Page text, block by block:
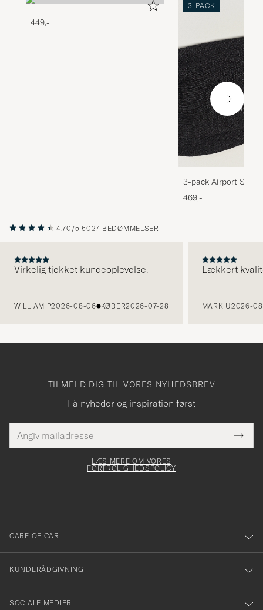
449,-
3-PACK
3-pack Airport
Melange
469,-
4.70/5 5027 BEDØMMELSER
Virkelig tjekket kundeoplevelse.
WILLIAM P2026-08-06 KØBER2026-07-28
Lækkert
MARK U2026-
TILMELD DIG TIL VORES NYHEDSBREV
Få nyheder og inspiration først
mailadresse
skal
Tack
för
dig
till
vårt
nyhetsbrev!
LÆS MERE OM VORES
FORTROLIGHEDSPOLICY
CARE OF CARL
KUNDERÅDGIVNING
SOCIALE MEDIER